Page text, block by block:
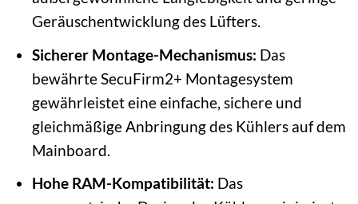
Geräuschentwicklung des Lüfters.
Sicherer Montage-Mechanismus: Das
bewährte SecuFirm2+ Montagesystem
gewährleistet eine einfache, sichere und
gleichmäßige Anbringung des Kühlers auf dem
Mainboard.
Hohe RAM-Kompatibilität: Das